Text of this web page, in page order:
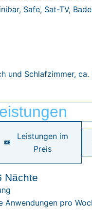
Safe, Sat-TV,
und Schlafzimmer,
Leistungen im
Preis
Nächte
Anwendungen pro